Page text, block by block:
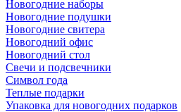
Новогодние наборы
Новогодние подушки
Новогодние свитера
Новогодний офис
Новогодний стол
Свечи и подсвечники
Символ года
Теплые подарки
Упаковка для новогодних подарков